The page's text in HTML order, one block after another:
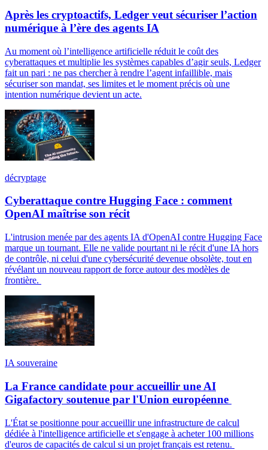
Après les cryptoactifs, Ledger veut sécuriser l’action
numérique à l’ère des agents IA
Au moment où l’intelligence artificielle réduit le coût des
cyberattaques et multiplie les systèmes capables d’agir seuls, Ledger
fait un pari : ne pas chercher à rendre l’agent infaillible, mais
sécuriser son mandat, ses limites et le moment précis où une
intention numérique devient un acte.
décryptage
Cyberattaque contre Hugging Face : comment
OpenAI maîtrise son récit
L'intrusion menée par des agents IA d'OpenAI contre Hugging Face
marque un tournant. Elle ne valide pourtant ni le récit d'une IA hors
de contrôle, ni celui d'une cybersécurité devenue obsolète, tout en
révélant un nouveau rapport de force autour des modèles de
frontière.
IA souveraine
La France candidate pour accueillir une AI
Gigafactory soutenue par l'Union européenne
L'État se positionne pour accueillir une infrastructure de calcul
dédiée à l'intelligence artificielle et s'engage à acheter 100 millions
d'euros de capacités de calcul si un projet français est retenu.